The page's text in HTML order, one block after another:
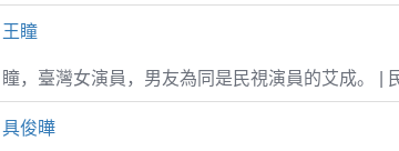
王瞳
瞳，臺灣女演員，男友為同是民視演員的艾成。 |
具俊曄